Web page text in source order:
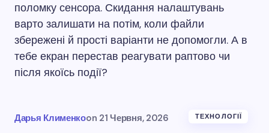
поломку сенсора. Скидання налаштувань
варто залишати на потім, коли файли
збережені й прості варіанти не допомогли. А в
тебе екран перестав реагувати раптово чи
після якоїсь події?
Дарья Клименкоon 21 Червня, 2026 ТЕХНОЛОГІЇ